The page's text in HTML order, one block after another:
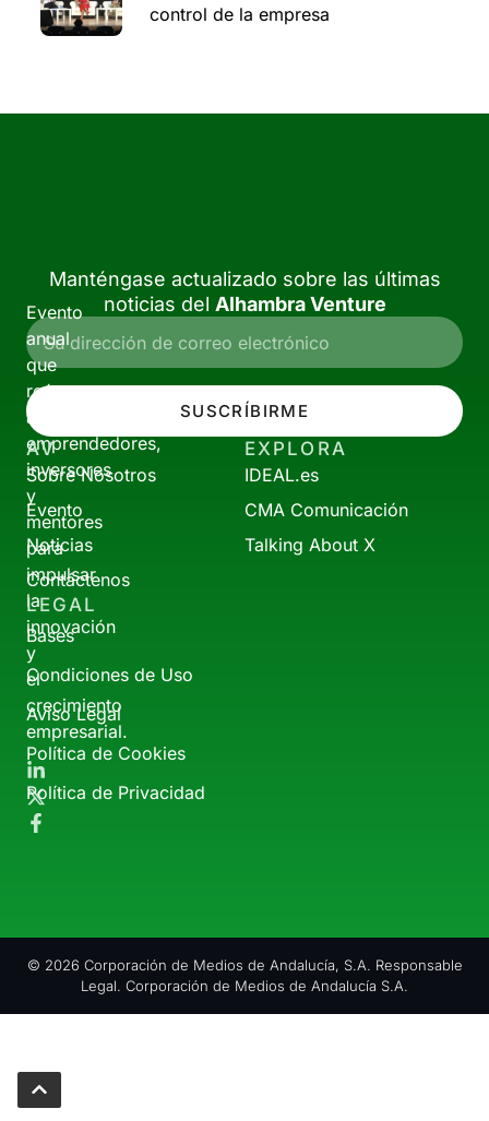
control de la empresa
Evento
anual
que
reúne
a
emprendedores,
inversores
y
mentores
para
impulsar
la
innovación
y
el
crecimiento
empresarial.
Manténgase actualizado sobre las últimas
noticias del Alhambra Venture
SUSCRÍBIRME
AV
Sobre Nosotros
Evento
Noticias
Contáctenos
EXPLORA
IDEAL.es
CMA Comunicación
Talking About X
LEGAL
Bases
Condiciones de Uso
Aviso Legal
Política de Cookies
Política de Privacidad
© 2026 Corporación de Medios de Andalucía, S.A. Responsable
Legal. Corporación de Medios de Andalucía S.A.